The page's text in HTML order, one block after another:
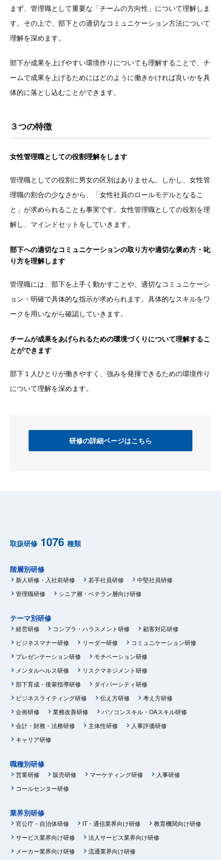
まず、管理職として重要な「チームの方向性」について理解しま
す。その上で、部下との適切なコミュニケーション方法について
理解を深めます。
部下が成果を上げやすい環境作りについても理解することで、チ
ームで成果を上げるためにはどのように働きかければ良いかを具
体的に落とし込むことができます。
３つの特徴
女性管理職としての役割理解をします
管理職としての役割に男女の区別はありません。しかし、女性管
理職の割合の少なさから、「女性社員のロールモデルとなるこ
と」が求められることも事実です。女性管理職としての役割を理
解し、マインドセットをしていきます。
部下への適切なコミュニケーションの取り方や適切な褒め方・叱
り方を理解します
管理職には、部下を上手く動かすことや、適切なコミュニケーシ
ョン・明確で具体的な指示が求められます。具体的なスキルをワ
ークを用いながら確認していきます。
チームが成果をあげられるための環境づくりについて理解するこ
とができます
部下１人ひとりが働きやすく、強みを発揮できるための環境作り
について理解を深めます。
研修の詳細ページはこちら
取扱研修 1076 種類
階層別研修
新人研修・入社前研修 若手社員研修
中堅社員研修
管理職研修
シニア層・ベテラン層向け研修
テーマ別研修
経営研修 コンプラ・ハラスメント研修
顧客対応研修
ビジネスマナー研修
リーダー研修
コミュニケーション研修
プレゼンテーション研修
モチベーション研修
メンタルヘルス研修
リスクマネジメント研修
部下育成・後輩指導研修
ダイバーシティ研修
ビジネスライティング研修
伝え方研修
考え方研修
企画研修
業務改善研修
パソコンスキル・OAスキル研修
会計・財務・法務研修
主体性研修
人事評価研修
キャリア研修
職種別研修
営業研修 販売研修 マーケティング研修
人事研修
コールセンター研修
業界別研修
官公庁・自治体研修 IT・通信業界向け研修
教育機関向け研修
サービス業界向け研修
法人サービス業界向け研修
メーカー業界向け研修
流通業界向け研修